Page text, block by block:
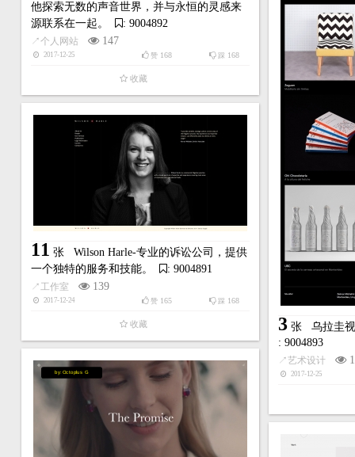
3 张 乌拉圭
: 9004893
↗艺术设计
2017-12-25
他探索无数的声音世界，并与永恒的灵感来
源联系在一起。
: 9004892
↗个人网站 147
2017-12-25 踩 168
赞 168
收藏
11 张 Wilson Harle-专业的诉讼公司，提供
一个独特的服务和技能。
: 9004891
↗工作室 139
2017-12-24 踩 168
赞 165
收藏
by:Octoplus G